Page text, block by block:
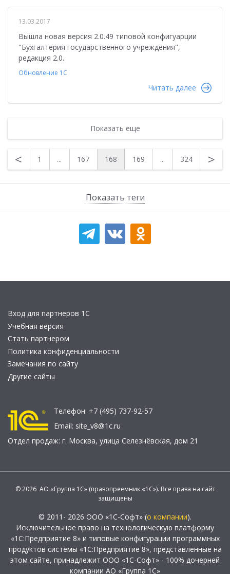
Показать теги
13.03.2017
Вышла новая версия 2.0.49 типовой конфигуарции
"Бухгалтерия государственного учреждения",
редакция 2.0.
Обновление 1С
Читать далее
Показать еще
< 1 ... 167 168 169 ... 324 >
Вход для партнеров 1С
Учебная версия
Стать партнером
Политика конфиденциальности
Замечания по сайту
Другие сайты
Телефон: +7 (495) 737-92-57
Email: site_v8@1c.ru
Отдел продаж: г. Москва, улица Селезнёвская, дом 21
© 2026 АО «Группа 1С» (правопреемник «1С»). Все права на сайт
защищены
© 2011- 2026 ООО «1С-Софт» (о компании).
Исключительное право на технологическую платформу
«1С:Предприятие 8» и типовые конфигурации программных
продуктов системы «1С:Предприятие 8», представленные на
этом сайте, принадлежит ООО «1С-Софт» - 100% дочерней
компании АО «Группа 1С»